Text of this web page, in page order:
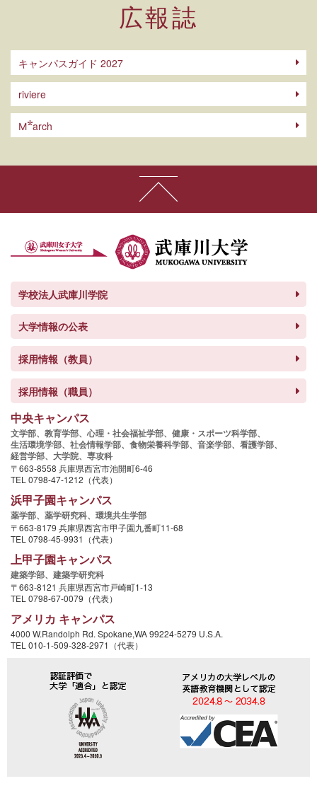
広報誌
キャンパスガイド 2027
riviere
M arch
学校法人武庫川学院
大学情報の公表
採用情報（教員）
採用情報（職員）
中央キャンパス
文学部、 教育学部、 心理・社会福祉学部、 健康・スポーツ科学部、
生活環境学部、 社会情報学部、 食物栄養科学部、 音楽学部、 看護学部、
経営学部、 大学院、 専攻科
〒663-8558 兵庫県西宮市池開町6-46
TEL 0798-47-1212（代表）
浜甲子園キャンパス
薬学部、 薬学研究科、 環境共生学部
〒663-8179 兵庫県西宮市甲子園九番町11-68
TEL 0798-45-9931（代表）
上甲子園キャンパス
建築学部、 建築学研究科
〒663-8121 兵庫県西宮市戸崎町1-13
TEL 0798-67-0079（代表）
アメリカ キャンパス
4000 W.Randolph Rd. Spokane,WA 99224-5279 U.S.A.
TEL 010-1-509-328-2971（代表）